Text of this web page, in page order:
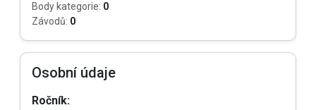
Body kategorie: 0
Závodů: 0
Osobní údaje
Ročník: